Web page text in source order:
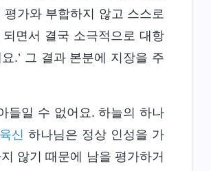
가와 부합하지 않고 스스로
면서 결국 소극적으로 대항
.’ 그 결과 본분에 지장을 주
들일 수 없어요. 하늘의 하나
신 하나님은 정상 인성을 가
않기 때문에 남을 평가하거